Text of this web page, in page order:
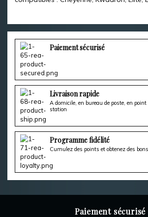
Paiement sécurisé
Livraison rapide
A domicile, en bureau de poste, en
station
Programme fidélité
Cumulez des points et obtenez des
Paiement sécurisé